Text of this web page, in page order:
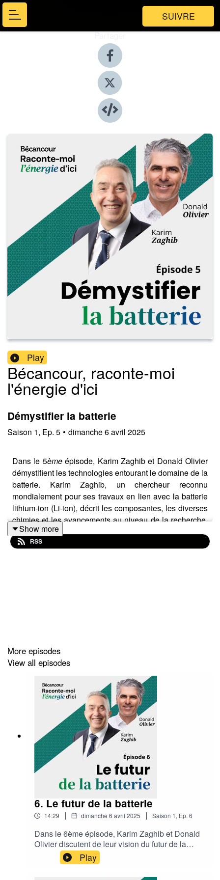
SUIVRE
Partager
Play
Bécancour, raconte-moi
l'énergie d'ici
Démystifier la batterie
Saison 1, Ep. 5 • dimanche 6 avril 2025
Dans le 5èmeépisode, Karim Zaghib et Donald Olivier
démystifient les technologies entourant le domaine de la
batterie. Karim Zaghib, un chercheur reconnu
mondialement pour ses travaux en lien avec la batterie
lithium-ion (Li-ion), décrit les composantes, les diverses
chimies et les avancements au niveau de la recherche.
Bonne écoute !
Show more
RSS
More episodes
View all episodes
6. Le futur de la batterie
14:29 | dimanche 6 avril 2025 | Saison 1, Ep. 6
Dans le 6ème épisode, Karim Zaghib et Donald
Olivier discutent de leur vision du futur de la
filière batterie et de son déploiement, en majeure
partie à Bécancour. Bonne écoute !
Play